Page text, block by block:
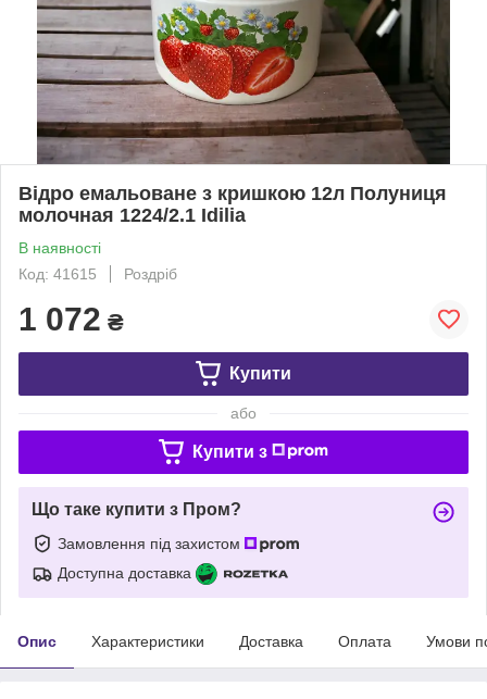
Відро емальоване з кришкою 12л Полуниця
молочная 1224/2.1 Idilia
В наявності
Код: 41615
Роздріб
1 072 ₴
Купити
або
Купити з
Що таке купити з Пром?
Замовлення під захистом
Доступна доставка
Опис Характеристики Доставка Оплата Умови